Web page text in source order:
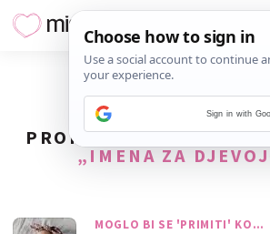
PRONAĐENO57
„IMENA ZA
MOGLO BI SE 'PRIMITI' KO…
Sign in with